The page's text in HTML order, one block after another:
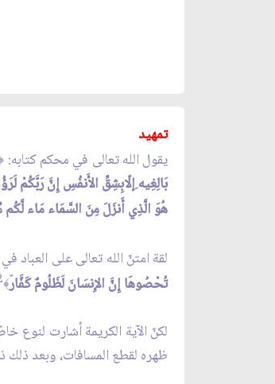
تمهيد
يقول الله تعالى في محكم كتابه:
بَالِغِيه ِإلّابِشِقِّ الأَنفُسِ إِنَّ رَبَّكُمْ
هُوَ الَّذِي أَنزَلَ مِنَ السَّمَاء مَاء
لقة امتنّ الله تعالى على
تُحْصُوهَا إِنَّ الإِنسَانَ لَظَلُومٌ كَفَّار﴾
لكنّ الآية الكريمة أشارت لنوع
ظهره لقطع المسافات، وبعد ذلك